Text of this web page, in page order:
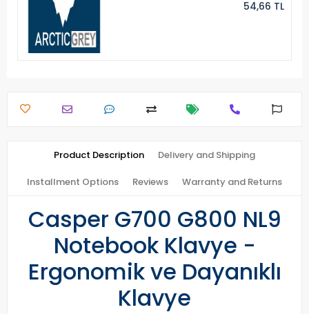
54,66 TL
Product Description Delivery and Shipping
Installment Options Reviews Warranty and Returns
Casper G700 G800 NL9
Notebook Klavye -
Ergonomik ve Dayanıklı
Klavye